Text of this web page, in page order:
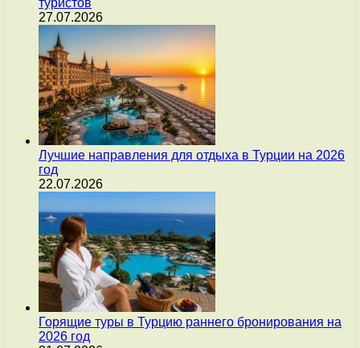
27.07.2026
Лучшие направления для отдыха в Турции на 2026
год
22.07.2026
Горящие туры в Турцию раннего бронирования на
2026 год